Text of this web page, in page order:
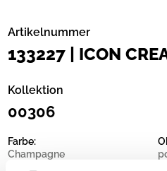
Artikelnummer
133227 | ICON
Kollektion
00306
Farbe:
Champagne